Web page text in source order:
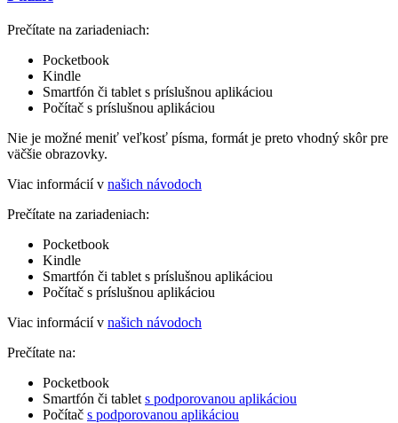
Prečítate na zariadeniach:
Pocketbook
Kindle
Smartfón či tablet s príslušnou aplikáciou
Počítač s príslušnou aplikáciou
Nie je možné meniť veľkosť písma, formát je preto vhodný skôr pre
väčšie obrazovky.
Viac informácií v našich návodoch
Prečítate na zariadeniach:
Pocketbook
Kindle
Smartfón či tablet s príslušnou aplikáciou
Počítač s príslušnou aplikáciou
Viac informácií v našich návodoch
Prečítate na:
Pocketbook
Smartfón či tablet s podporovanou aplikáciou
Počítač s podporovanou aplikáciou